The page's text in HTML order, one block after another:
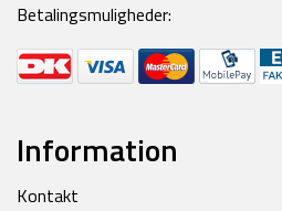
Betalingsmuligheder:
Information
Kontakt